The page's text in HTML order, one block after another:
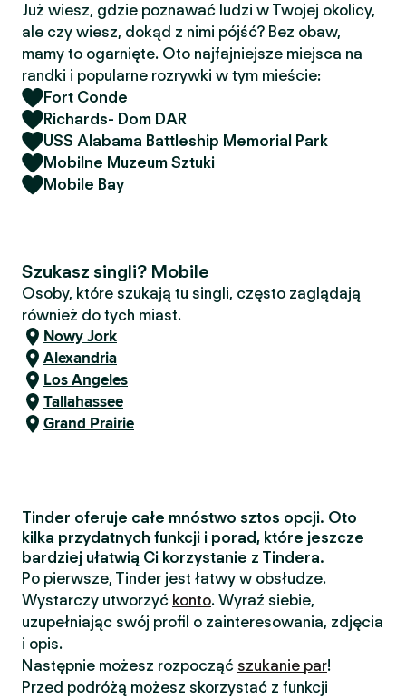
Już wiesz, gdzie poznawać ludzi w Twojej okolicy,
ale czy wiesz, dokąd z nimi pójść? Bez obaw,
mamy to ogarnięte. Oto najfajniejsze miejsca na
randki i popularne rozrywki w tym mieście:
Fort Conde
Richards- Dom DAR
USS Alabama Battleship Memorial Park
Mobilne Muzeum Sztuki
Mobile Bay
Szukasz singli? Mobile
Osoby, które szukają tu singli, często zaglądają
również do tych miast.
Nowy Jork
Alexandria
Los Angeles
Tallahassee
Grand Prairie
Tinder oferuje całe mnóstwo sztos opcji. Oto
kilka przydatnych funkcji i porad, które jeszcze
bardziej ułatwią Ci korzystanie z Tindera.
Po pierwsze, Tinder jest łatwy w obsłudze.
Wystarczy utworzyć konto. Wyraź siebie,
uzupełniając swój profil o zainteresowania, zdjęcia
i opis.
Następnie możesz rozpocząć szukanie par!
Przed podróżą możesz skorzystać z funkcji